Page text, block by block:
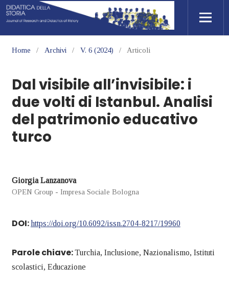
Home / Archivi / V. 6 (2024) / Articoli
Dal visibile all’invisibile: i
due volti di Istanbul. Analisi
del patrimonio educativo
turco
Giorgia Lanzanova
OPEN Group - Impresa Sociale Bologna
DOI:https://doi.org/10.6092/issn.2704-8217/19960
Parole chiave:Turchia, Inclusione, Nazionalismo, Istituti
scolastici, Educazione